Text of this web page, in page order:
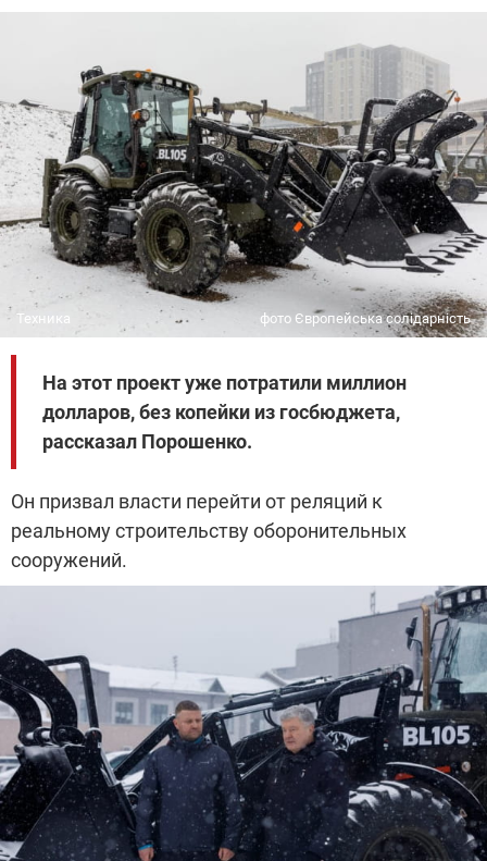
Техника фото Європейська солідарність
На этот проект уже потратили миллион
долларов, без копейки из госбюджета,
рассказал Порошенко.
Он призвал власти перейти от реляций к
реальному строительству оборонительных
сооружений.